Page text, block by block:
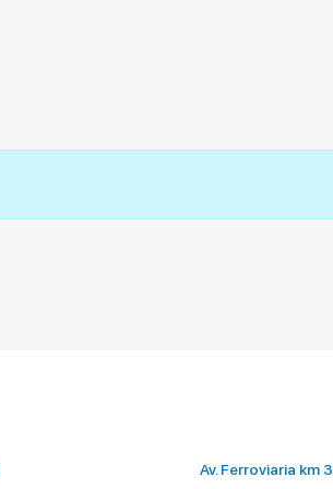
Av. Ferroviaria km